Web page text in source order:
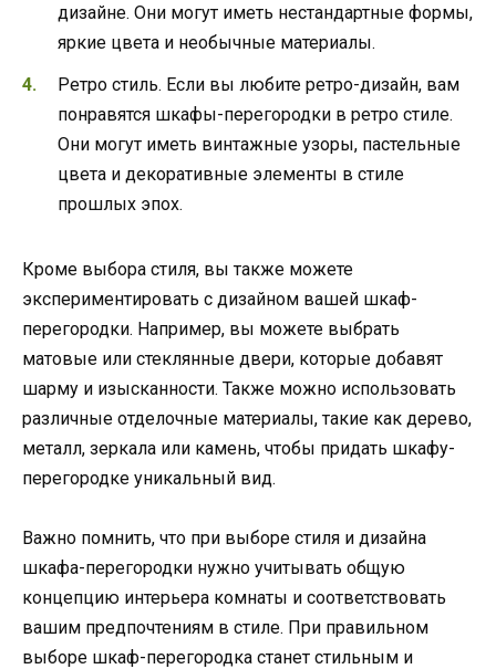
дизайне. Они могут иметь нестандартные формы,
яркие цвета и необычные материалы.
Ретро стиль. Если вы любите ретро-дизайн, вам
понравятся шкафы-перегородки в ретро стиле.
Они могут иметь винтажные узоры, пастельные
цвета и декоративные элементы в стиле
прошлых эпох.
Кроме выбора стиля, вы также можете
экспериментировать с дизайном вашей шкаф-
перегородки. Например, вы можете выбрать
матовые или стеклянные двери, которые добавят
шарму и изысканности. Также можно использовать
различные отделочные материалы, такие как дерево,
металл, зеркала или камень, чтобы придать шкафу-
перегородке уникальный вид.
Важно помнить, что при выборе стиля и дизайна
шкафа-перегородки нужно учитывать общую
концепцию интерьера комнаты и соответствовать
вашим предпочтениям в стиле. При правильном
выборе шкаф-перегородка станет стильным и